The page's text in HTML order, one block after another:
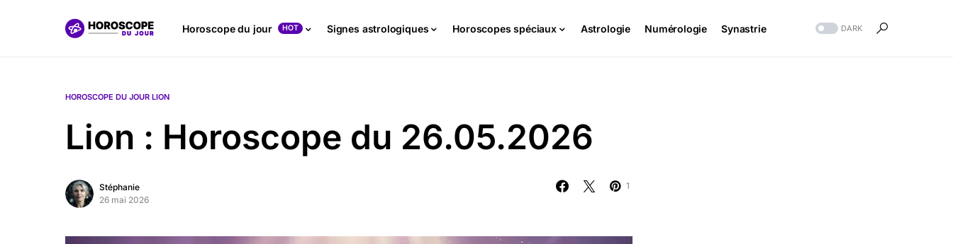
Horoscope du jour HOT Signes astrologiques Horoscopes spéciaux Astrologie Numérologie Synastrie DARK
HOROSCOPE DU JOUR LION
Lion : Horoscope du 26.05.2026
Stéphanie
26 mai 2026
1